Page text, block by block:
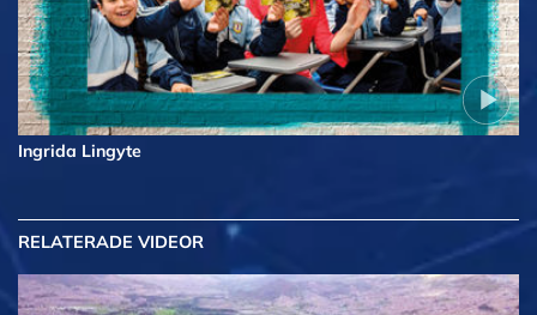
Ingrida Lingyte
RELATERADE VIDEOR